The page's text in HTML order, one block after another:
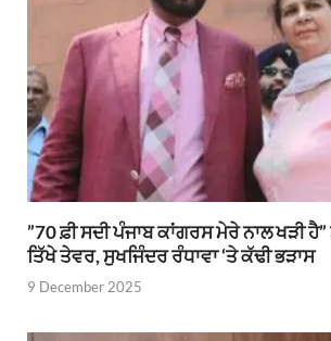
”70 ਫ਼ੀ ਸਦੀ ਪੰਜਾਬ ਕਾਂਗਰਸ ਮੇਰੇ ਨਾਲ ਖੜੀ
ਤਿੱਖੇ ਤੇਵਰ, ਸੁਖਜਿੰਦਰ ਰੰਧਾਵਾ ‘ਤੇ ਕੱਢੀ ਭੜਾਸ
9 December 2025